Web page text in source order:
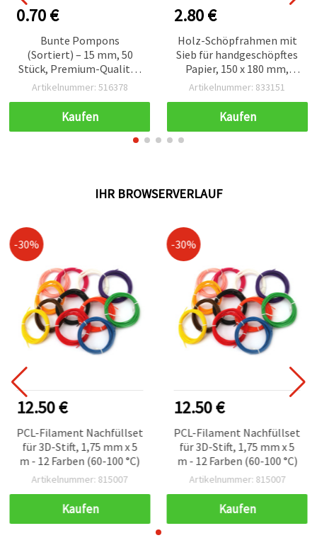
0.70 €
Bunte Pompons
(Sortiert) – 15 mm, 50
Stück, Premium-Qualität
– Perfekt zum Basteln &
Festtagskarten,
Bilderrahmen, Fotoalben
& kreativen DIY-Projekten
Artikelnummer: 516378
Kaufen
2.80 €
Holz-Schöpfrahmen mit
Sieb für handgeschöpftes
Papier, 150 x 180 mm,
Basteln & DIY
Artikelnummer: 833151
Kaufen
IHR BROWSERVERLAUF
-30%
12.50 €
PCL-Filament Nachfüllset
für 3D-Stift, 1,75 mm x 5
m - 12 Farben (60-100 °C)
Artikelnummer: 815007
Kaufen
-30%
12.50 €
PCL-Filament Nachfüllset
für 3D-Stift, 1,75 mm x 5
m - 12 Farben (60-100 °C)
Artikelnummer: 815007
Kaufen